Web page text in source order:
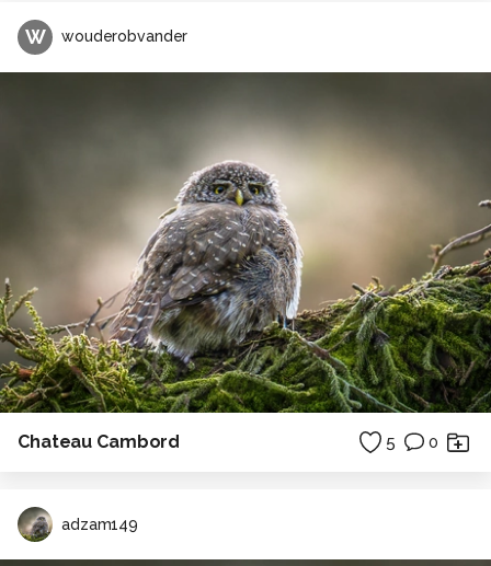
W wouderobvander
Chateau Cambord 5 0
adzam149